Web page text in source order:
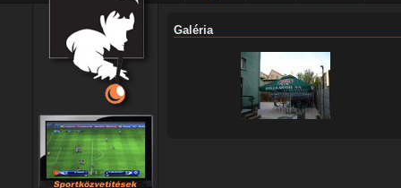
Galéria